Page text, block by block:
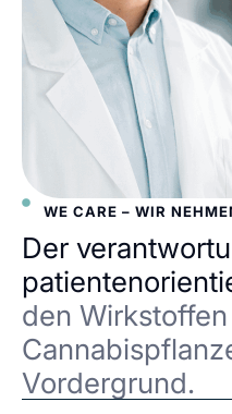
WE CARE – WIR
Der
den
Vordergrund.